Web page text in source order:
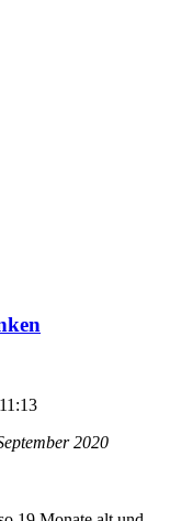
2020